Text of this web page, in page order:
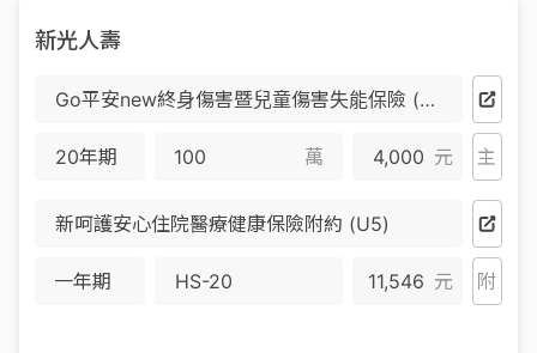
新光人壽
Go平安new終身傷害暨兒童傷害失能保險 (WGA)
20年期 萬 4,000 元 主
新呵護安心住院醫療健康保險附約 (U5)
一年期 HS-20 11,546 元 附